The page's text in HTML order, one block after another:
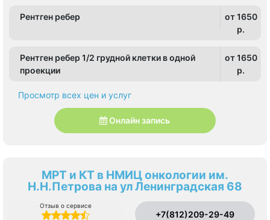
Рентген ребер
от 1650
p.
Рентген ребер 1/2 грудной клетки в одной
проекции
от 1650
p.
Просмотр всех цен и услуг
Онлайн запись
МРТ и КТ в НМИЦ онкологии им.
Н.Н.Петрова на ул Ленинградская 68
Отзыв о сервисе
+7(812)209-29-49